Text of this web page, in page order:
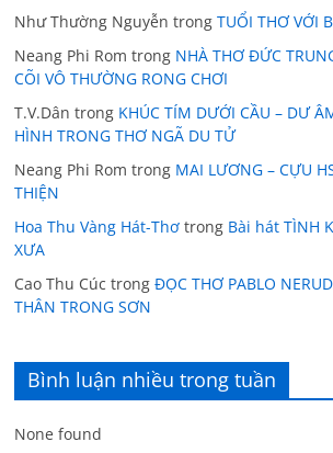
Như Thường Nguyễn trongTUỔI THƠ VỚI
Neang Phi Rom trong NHÀ THƠ ĐỨC
CÕI VÔ THƯỜNG RONG CHƠI
T.V.Dân trong KHÚC TÍM DƯỚI CẦU – DƯ
HÌNH TRONG THƠ NGÃ DU TỬ
Neang Phi Rom trong MAI LƯƠNG – CỰU
THIỆN
Hoa Thu Vàng Hát-Thơ trong Bài hát TÌNH
XƯA
Cao Thu Cúc trongĐỌC THƠ PABLO
THÂN TRONG SƠN
Bình luận nhiều trong tuần
None found